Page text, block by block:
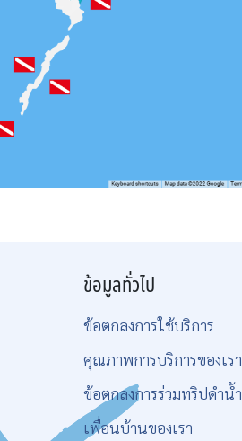
ข้อมูลทั่วไป
ข้อตกลงการใช้บริการ
คุณภาพการบริการของเรา
ข้อตกลงการร่วมทริปดำน้ำ
เพื่อนบ้านของเรา